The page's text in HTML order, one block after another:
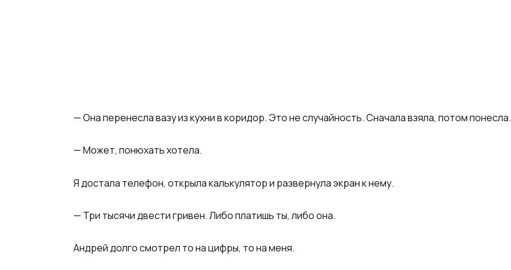
— Она перенесла вазу из кухни в коридор. Это не случайность. Сначала взяла, потом понесла.
— Может, понюхать хотела.
Я достала телефон, открыла калькулятор и развернула экран к нему.
— Три тысячи двести гривен. Либо платишь ты, либо она.
Андрей долго смотрел то на цифры, то на меня.